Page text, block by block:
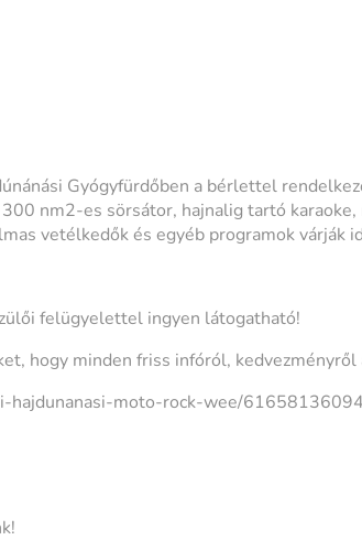
Gyógyfürdőben a bérlettel
nm2-es sörsátor, hajnalig tartó
vetélkedők és egyéb programok várják
felügyelettel ingyen látogatható!
hogy minden friss infóról,
hajdunanasi-moto-rock-wee/